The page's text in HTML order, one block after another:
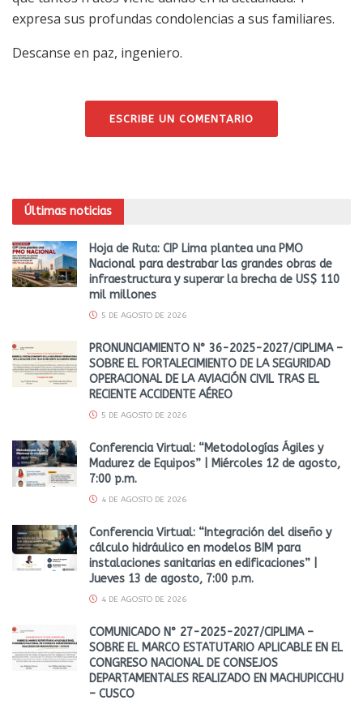
expresa sus profundas condolencias a sus familiares.
Descanse en paz, ingeniero.
ESCRIBE UN COMENTARIO
Últimas noticias
Hoja de Ruta: CIP Lima plantea una PMO
Nacional para destrabar las grandes obras de
infraestructura y superar la brecha de US$ 110
mil millones
5 DE AGOSTO DE 2026
PRONUNCIAMIENTO N° 36-2025-2027/CIPLIMA –
SOBRE EL FORTALECIMIENTO DE LA SEGURIDAD
OPERACIONAL DE LA AVIACIÓN CIVIL TRAS EL
RECIENTE ACCIDENTE AÉREO
5 DE AGOSTO DE 2026
Conferencia Virtual: “Metodologías Ágiles y
Madurez de Equipos” | Miércoles 12 de agosto,
7:00 p.m.
4 DE AGOSTO DE 2026
Conferencia Virtual: “Integración del diseño y
cálculo hidráulico en modelos BIM para
instalaciones sanitarias en edificaciones” |
Jueves 13 de agosto, 7:00 p.m.
4 DE AGOSTO DE 2026
COMUNICADO N° 27-2025-2027/CIPLIMA –
SOBRE EL MARCO ESTATUTARIO APLICABLE EN EL
CONGRESO NACIONAL DE CONSEJOS
DEPARTAMENTALES REALIZADO EN MACHUPICCHU
– CUSCO